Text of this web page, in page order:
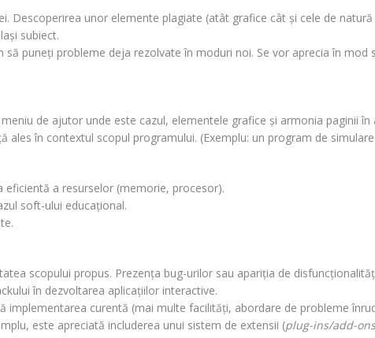
Descoperirea unor elemente plagiate (atât grafice cât şi cele de
subiect.
puneţi probleme deja rezolvate în moduri noi. Se vor aprecia în mod
de ajutor unde este cazul, elementele grafice şi armonia paginii în
în contextul scopul programului. (Exemplu: un program de
a resurselor (memorie, procesor).
soft-ului educaţional.
scopului propus. Prezenţa bug-urilor sau apariţia de
în dezvoltarea aplicaţiilor interactive.
implementarea curentă (mai multe facilităţi, abordare de probleme
este apreciată includerea unui sistem de extensii (plug-ins/add-ons